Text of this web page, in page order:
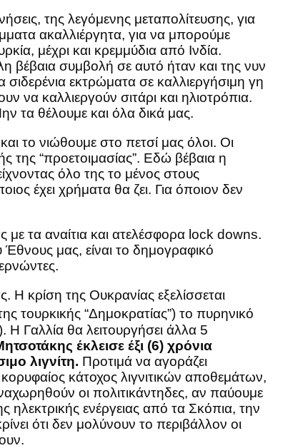
της λεγόμενης μεταπολίτευσης, για
ακαλλιέργητα, για να μπορούμε
μέχρι και κρεμμύδια από Ινδία.
βέβαια συμβολή σε αυτό ήταν και της νυν
εκτρώματα σε καλλιεργήσιμη γη
να καλλιεργούν σιτάρι και ηλιοτρόπια.
τα θέλουμε και όλα δικά μας.
το νιώθουμε στο πετσί μας όλοι. Οι
της “προετοιμασίας”. Εδώ βέβαια η
όλο της το μένος στους
έχει χρήματα θα ζει. Για όποιον δεν
με τα αναίτια και ατελέσφορα lock downs.
Έθνους μας, είναι το δημογραφικό
Η κρίση της Ουκρανίας εξελίσσεται
τουρκικής “Δημοκρατίας”) το πυρηνικό
Η Γαλλία θα λειτουργήσει άλλα 5
έκλεισε έξι (6) χρόνια
λιγνίτη. Προτιμά να αγοράζει
κάτοχος λιγνιτικών αποθεμάτων,
οι πολιτικάντηδες, αν παύουμε
ενέργειας από τα Σκόπια, την
ότι δεν μολύνουν το περιβάλλον οι